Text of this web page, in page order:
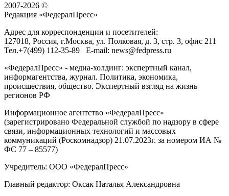
2007-2026 ©
Редакция «ФедералПресс»
Адрес для корреспонденции и посетителей:
127018, Россия, г.Москва, ул. Полковая, д. 3, стр. 3, офис 211
Тел.+7(499) 112-35-89 E-mail: news@fedpress.ru
«ФедералПресс» - медиа-холдинг: экспертный канал,
информагентства, журнал. Политика, экономика,
происшествия, общество. Экспертный взгляд на жизнь
регионов РФ
Информационное агентство «ФедералПресс»
(зарегистрировано Федеральной службой по надзору в сфере
связи, информационных технологий и массовых
коммуникаций (Роскомнадзор) 21.07.2023г. за номером ИА №
ФС 77 – 85577)
Учредитель: ООО «ФедералПресс»
Главный редактор: Оксак Наталья Александровна